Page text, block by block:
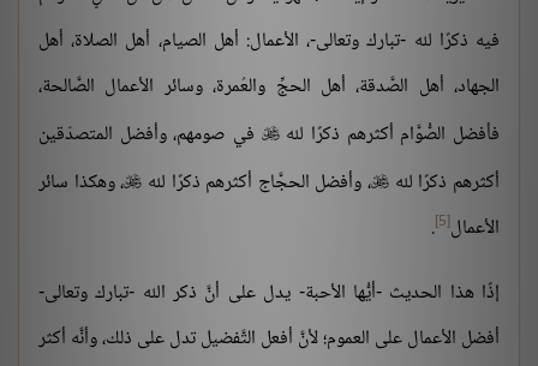
فيه ذكرًا لله -تبارك وتعالى-، الأعمال: أهل الصيام، أهل الصلاة، أهل
الجهاد، أهل الصَّدقة، أهل الحجِّ والعُمرة، وسائر الأعمال الصَّالحة،
فأفضل الصُّوَّام أكثرهم ذكرًا لله في صومهم، وأفضل المتصدّقين
أكثرهم ذكرًا لله ، وأفضل الحجَّاج أكثرهم ذكرًا لله ، وهكذا سائر
الأعمال[5]
.
إذًا هذا الحديث -أيُّها الأحبة- يدل على أنَّ ذكر الله -تبارك وتعالى-
أفضل الأعمال على العموم؛ لأنَّ أفعل التَّفضيل تدل على ذلك، وأنَّه أكثر